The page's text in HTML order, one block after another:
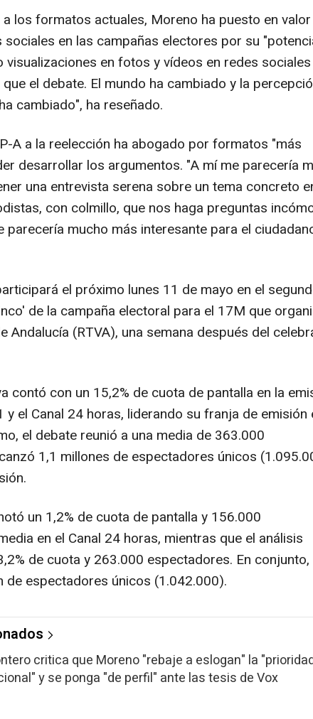
los formatos actuales, Moreno ha puesto en
sociales en las campañas electores por su
visualizaciones en fotos y vídeos en redes
el debate. El mundo ha cambiado y la
cambiado", ha reseñado.
A a la reelección ha abogado por formatos "más
desarrollar los argumentos. "A mí me parecería
una entrevista serena sobre un tema concreto
con colmillo, que nos haga preguntas
mucho más interesante para el
el próximo lunes 11 de mayo en el
de la campaña electoral para el 17M que
Andalucía (RTVA), una semana después del
contó con un 15,2% de cuota de pantalla en la
y el Canal 24 horas, liderando su franja de emisión
el debate reunió a una media de 363.000
1,1 millones de espectadores únicos
un 1,2% de cuota de pantalla y 156.000
en el Canal 24 horas, mientras que el análisis
de cuota y 263.000 espectadores. En conjunto,
de espectadores únicos (1.042.000).
critica que Moreno "rebaje a eslogan" la
y se ponga "de perfil" ante las tesis de Vox